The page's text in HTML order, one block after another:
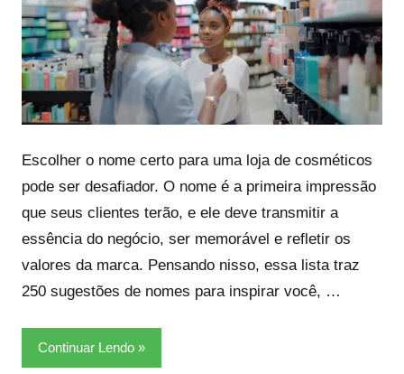
Escolher o nome certo para uma loja de cosméticos
pode ser desafiador. O nome é a primeira impressão
que seus clientes terão, e ele deve transmitir a
essência do negócio, ser memorável e refletir os
valores da marca. Pensando nisso, essa lista traz
250 sugestões de nomes para inspirar você, …
Continuar Lendo